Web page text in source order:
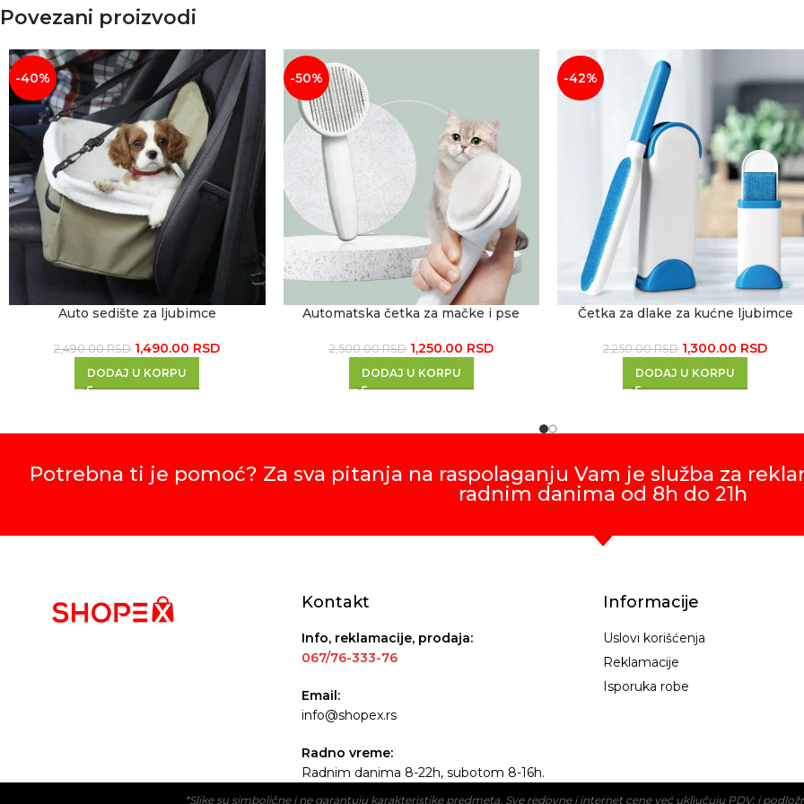
Povezani proizvodi
-40%
Auto sedište za ljubimce
2,490.00RSD 1,490.00 RSD
DODAJ U KORPU
-50%
Automatska četka za mačke i pse
2,500.00RSD 1,250.00 RSD
DODAJ U KORPU
-42%
Četka za dlake za kućne ljubimce
2,250.00RSD 1,300.00 RSD
DODAJ U KORPU
Potrebna ti je pomoć? Za sva pitanja na raspolaganju Vam je služba za
radnim danima od 8h do 21h
Kontakt
Info, reklamacije, prodaja:
067/76-333-76
Email:
info@shopex.rs
Radno vreme:
Radnim danima 8-22h, subotom 8-16h.
Informacije
Uslovi korišćenja
Reklamacije
Isporuka robe
*Slike su simbolične i ne garantuju karakteristike predmeta. Sve redovne i internet cene već uključuju PDV; i